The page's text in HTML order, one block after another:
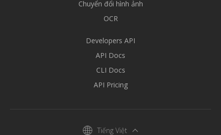
Chuyển đổi hình ảnh
OCR
Developers API
API Docs
CLI Docs
API Pricing
Tiếng Việt